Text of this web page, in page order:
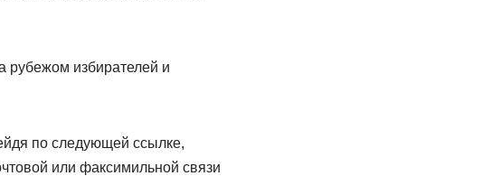
рубежом избирателей и
по следующей ссылке,
или факсимильной связи